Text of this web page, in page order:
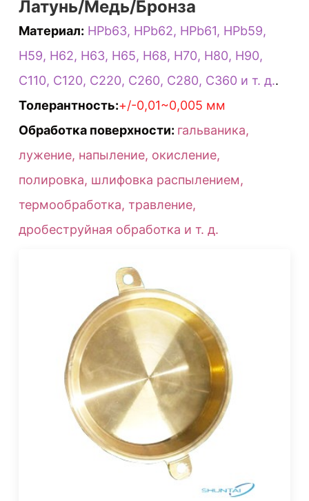
Латунь/Медь/Бронза
Материал: HPb63, HPb62, HPb61, HPb59,
H59, H62, H63, H65, H68, H70, H80, H90,
C110, C120, C220, C260, C280, C360 и т. д..
Толерантность:+/-0,01~0,005 мм
Обработка поверхности: гальваника,
лужение, напыление, окисление,
полировка, шлифовка распылением,
термообработка, травление,
дробеструйная обработка и т. д.